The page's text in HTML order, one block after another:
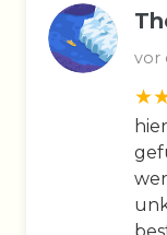
vor